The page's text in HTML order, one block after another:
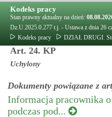
Kodeks pracy
Stan prawny aktualny na dzień:
Dz.U.2025.0.277 t.j. - Ustawa z dnia 26
Kodeks pracy
DZIAŁ DRUGI.
Art. 24. KP
Uchylony
Dokumenty powiązane z
Informacja pracownika
podczas pod...